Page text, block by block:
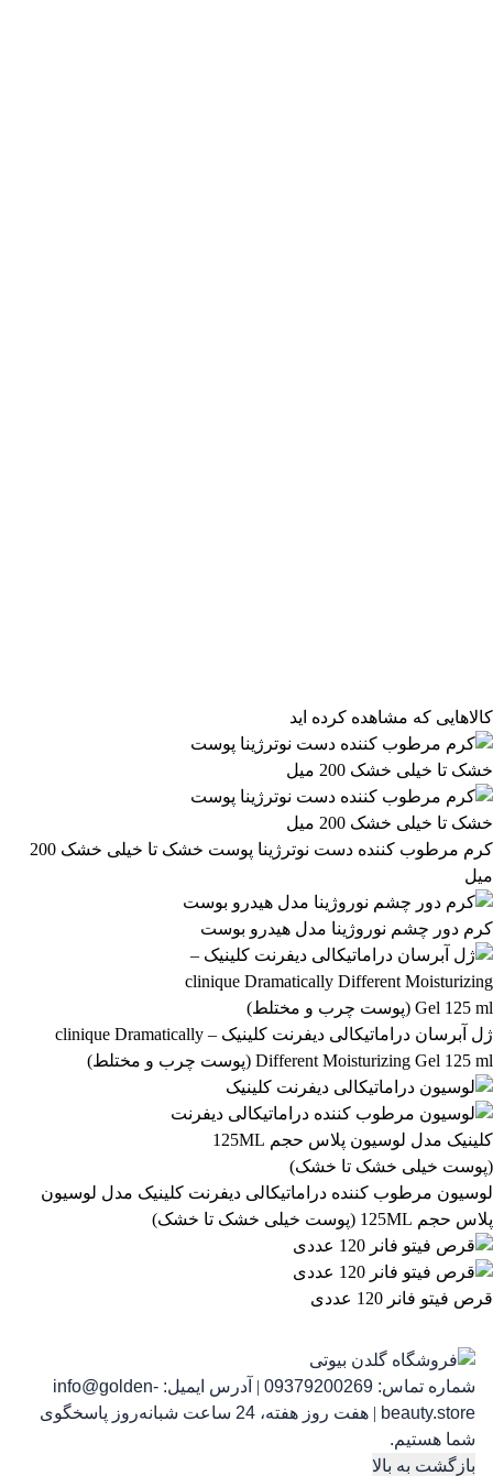
تومان
3,114,299 تومان
3,114,300 تومان
اعمال فیلتر قیمت
وضعیت کالا
نمایش کالاهای موجود
فیلتر بر اساس برند:
MAISON ALHAMBRA 83
فیلتر بر اساس دسته بندی:
آرایشی و بهداشتی 558 بهداشتی و پوستی
رژ لب مدادی لچیک
مرتب‌سازی محصولات
مرتب‌سازی:
پیش‌فرض محبوب‌ترین بالاترین امتیاز
گران‌ترین موجودها اول
کالاهایی که مشاهده کرده اید
کرم مرطوب کننده دست نوترژینا پوست خشک تا خیلی خشک 200
میل
کرم دور چشم نوروژینا مدل هیدرو بوست
ژل آبرسان دراماتیکالی دیفرنت کلینیک – clinique Dramatically
Different Moisturizing Gel 125 ml (پوست چرب و مختلط)
لوسیون مرطوب کننده دراماتیکالی دیفرنت کلینیک مدل لوسیون
پلاس حجم 125ML (پوست خیلی خشک تا خشک)
قرص فیتو فانر 120 عددی
شماره تماس: 09379200269
| آدرس ایمیل: info@golden-
beauty.store
|
هفت روز هفته، 24 ساعت شبانه‌روز پاسخگوی
شما هستیم.
بازگشت به بالا